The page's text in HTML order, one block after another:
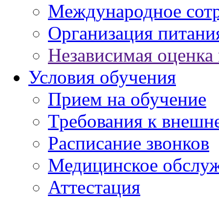
Международное
Организация
Независимая оценка
Условия обучения
Прием на обучение
Требования к
Расписание звонков
Медицинское
Аттестация